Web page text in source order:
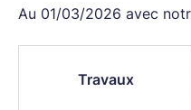
Au 01/03/2026 avec
Travaux